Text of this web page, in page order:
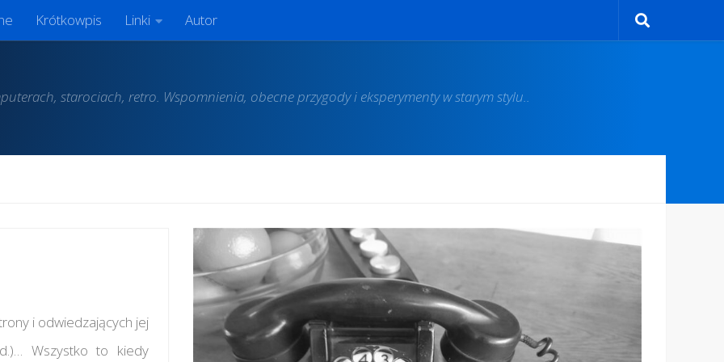
Krótkowpis Linki Autor
starociach, retro. Wspomnienia, obecne przygody i eksperymenty w starym stylu..
i odwiedzających jej
Wszystko to kiedy